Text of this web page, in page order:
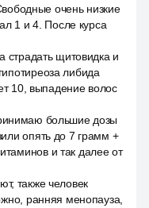
очень низкие
1 и 4. После курса
страдать щитовидка и
либида
10, выпадение волос
большие дозы
опять до 7 грамм +
и так далее от
также человек
ранняя менопауза,